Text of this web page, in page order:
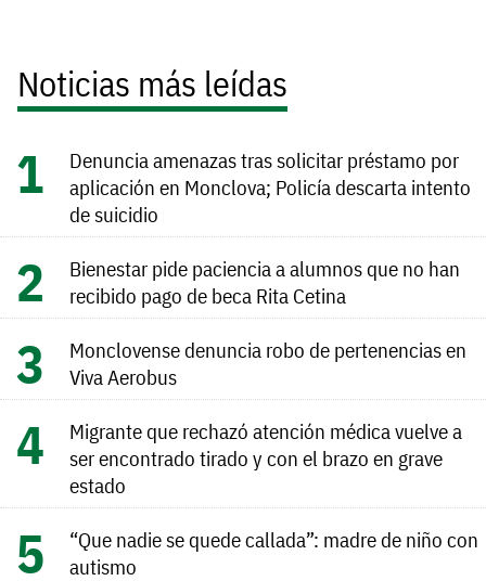
Noticias más leídas
Denuncia amenazas tras solicitar préstamo por
aplicación en Monclova; Policía descarta intento
de suicidio
Bienestar pide paciencia a alumnos que no han
recibido pago de beca Rita Cetina
Monclovense denuncia robo de pertenencias en
Viva Aerobus
Migrante que rechazó atención médica vuelve a
ser encontrado tirado y con el brazo en grave
estado
“Que nadie se quede callada”: madre de niño con
autismo